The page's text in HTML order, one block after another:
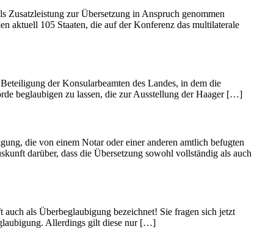
Zusatzleistung zur Übersetzung in Anspruch genommen
aktuell 105 Staaten, die auf der Konferenz das multilaterale
der Konsularbeamten des Landes, in dem die
beglaubigen zu lassen, die zur Ausstellung der Haager […]
die von einem Notar oder einer anderen amtlich befugten
darüber, dass die Übersetzung sowohl vollständig als auch
als Überbeglaubigung bezeichnet! Sie fragen sich jetzt
Allerdings gilt diese nur […]